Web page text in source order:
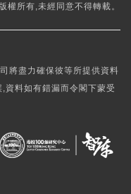
權所有,未經同意不得轉載。
將盡力確保彼等所提供資料
資料如有錯漏而令閣下蒙受